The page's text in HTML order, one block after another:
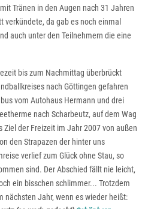
Tränen in den Augen nach 31 Jahren
verkündete, da gab es noch einmal
auch unter den Teilnehmern die eine
bis zum Nachmittag überbrückt
nach Göttingen gefahren
vom Autohaus Hermann und drei
nach Scharbeutz, auf dem Wag
der Freizeit im Jahr 2007 von außen
den Strapazen der hinter uns
verlief zum Glück ohne Stau, so
sind. Der Abschied fällt nie leicht,
ein bisschen schlimmer... Trotzdem
nächsten Jahr, wenn es wieder heißt: